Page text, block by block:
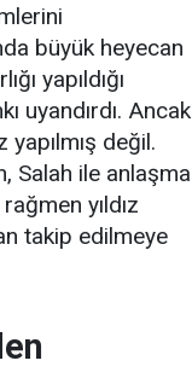
büyük heyecan
yapıldığı
uyandırdı. Ancak
değil.
Salah ile anlaşma
yıldız
takip edilmeye